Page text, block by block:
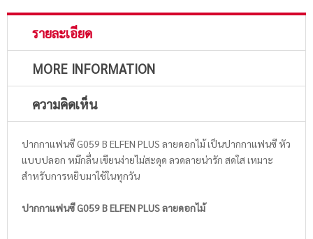
รายละเอียด
MORE INFORMATION
ความคิดเห็น
ปากกาแฟนซี G059 B ELFEN PLUS ลายดอกไม้ เป็นปากกาแฟนซี หัว
แบบปลอก หมึกลื่น เขียนง่ายไม่สะดุด ลวดลายน่ารัก สดใส เหมาะ
สำหรับการหยิบมาใช้ในทุกวัน
ปากกาแฟนซี G059 B ELFEN PLUS ลายดอกไม้